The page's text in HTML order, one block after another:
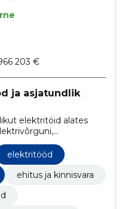
203 €
ja asjatundlik
elektritöid alates
ja päikeseenergia
elektritööd
ehitus ja kinnisvara